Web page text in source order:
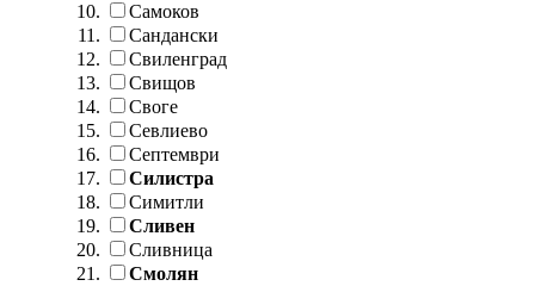
Самоков
Сандански
Свиленград
Свищов
Своге
Севлиево
Септември
Силистра
Симитли
Сливен
Сливница
Смолян